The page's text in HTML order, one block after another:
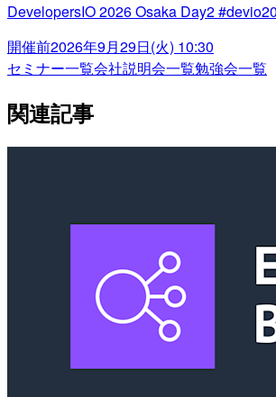
DevelopersIO 2026 Osaka Day2
開催前2026年9月29日(火) 10:30
セミナー一覧会社説明会一覧勉強会一覧
関連記事